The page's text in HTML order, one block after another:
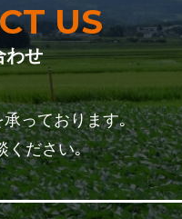
US
わせ
承っております｡
ください｡